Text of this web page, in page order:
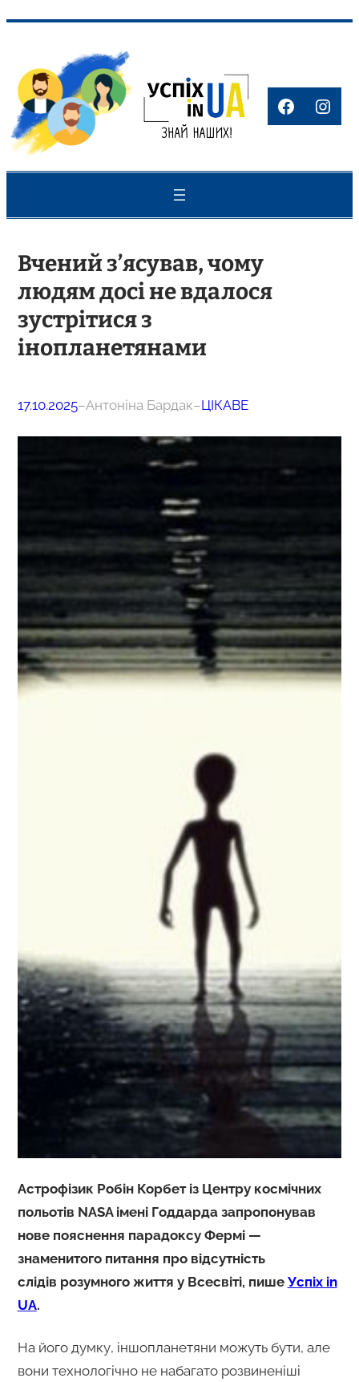
вмісту
Вчений з’ясував, чому
людям досі не вдалося
зустрітися з
інопланетянами
17.10.2025–Антоніна Бардак–ЦІКАВЕ
Астрофізик Робін Корбет із Центру космічних
польотів NASA імені Годдарда запропонував
нове пояснення парадоксу Фермі —
знаменитого питання про відсутність
слідів розумного життя у Всесвіті, пише Успіх in
UA.
На його думку, іншопланетяни можуть бути, але
вони технологічно не набагато розвиненіші